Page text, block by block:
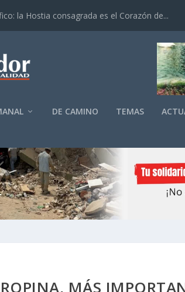
la Hostia consagrada es el Corazón de...
DE CAMINO TEMAS
MÁS